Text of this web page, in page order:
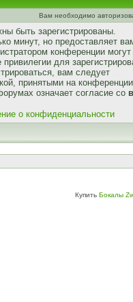
Вам необходимо
быть зарегистрированы.
минут, но предоставляет
конференции
для
вам следует
принятыми на
означает согласие со
о конфиденциальности
Купить Бокалы